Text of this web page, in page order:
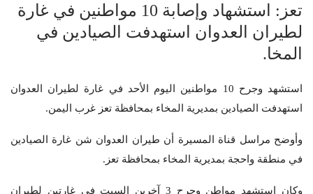
تعز: استشهاد وإصابة 10 مواطنين في غارة
لطيران العدوان استهدفت الصيادين في
المخا.
استشهد وجرح 10 مواطنين اليوم الأحد في غارة لطيران العدوان
استهدفت الصيادين بمديرية المخاء بمحافظة تعز غرب اليمن.
وأوضح مراسل قناة المسيرة أن طيران العدوان شن غارة الصيادين
في منطقة واحجة بمديرية المخاء بمحافظة تعز.
وكان استشهد مواطن وجرح 3 آخرين السبت في غارتين لطيران